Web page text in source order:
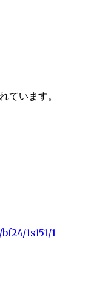
ています。
1s151/1